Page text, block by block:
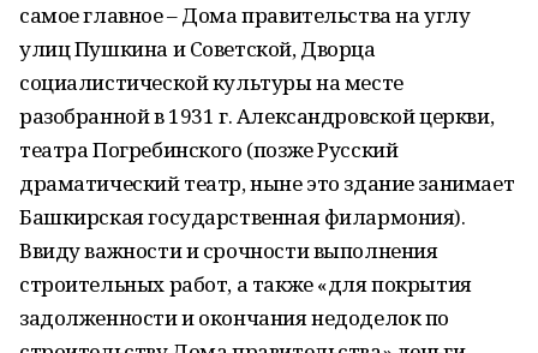
самое главное – Дома правительства на углу
улиц Пушкина и Советской, Дворца
социалистической культуры на месте
разобранной в 1931 г. Александровской церкви,
театра Погребинского (позже Русский
драматический театр, ныне это здание занимает
Башкирская государственная филармония).
Ввиду важности и срочности выполнения
строительных работ, а также «для покрытия
задолженности и окончания недоделок по